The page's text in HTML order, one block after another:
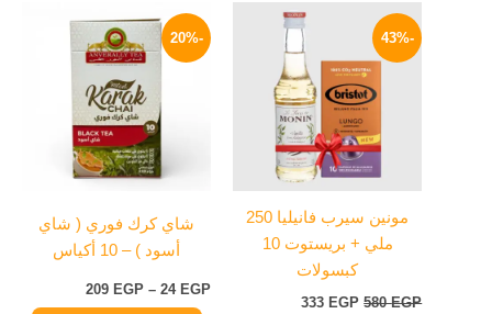
-43%
مونين سيرب فانيليا 250
ملي + بريستوت 10
كبسولات
580EGP
580 EGP.
333 EGP
السعر
الحالي
هو:
333 EGP.
هناك
العديد
من
الأشكال
اختيار
الخيارات
صفحة
-20%
شاي كرك فوري ( شاي
أسود ) – 10 أكياس
24 EGP
–
209 EGP
من
خلال
هناك
العديد
من
المختلفة
اختيار
الخيارات
صفحة